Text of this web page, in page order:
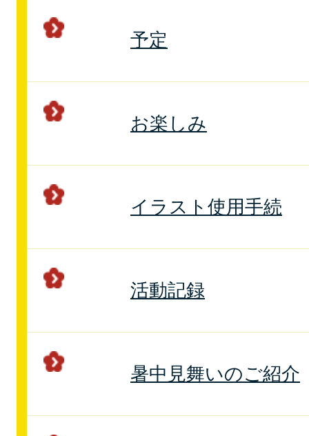
予定
お楽しみ
イラスト使用手続
活動記録
暑中見舞いのご紹介